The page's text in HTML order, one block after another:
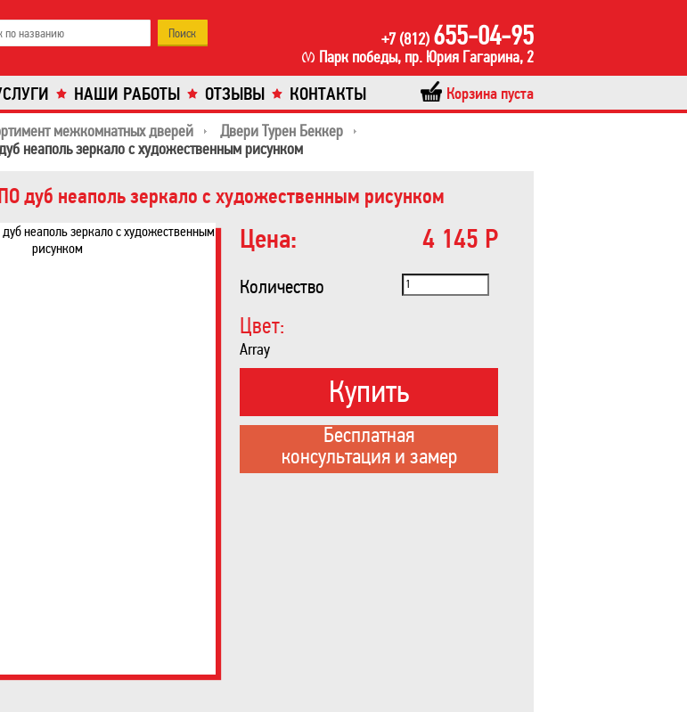
+7 (812) 655-04-95
Парк победы, пр. Юрия Гагарина, 2
НАШИ РАБОТЫ ОТЗЫВЫ КОНТАКТЫ
Корзина пуста
межкомнатных дверей
Двери Турен Беккер
неаполь зеркало с художественным рисунком
дуб неаполь зеркало с художественным рисунком
Цена: 4 145 Р
Количество
Цвет:
Array
Купить
Бесплатная
консультация и замер